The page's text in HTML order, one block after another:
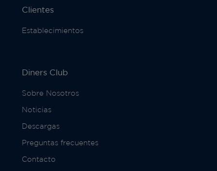
Clientes
Establecimientos
Diners Club
Sobre Nosotros
Noticias
Descargas
Preguntas frecuentes
Contacto